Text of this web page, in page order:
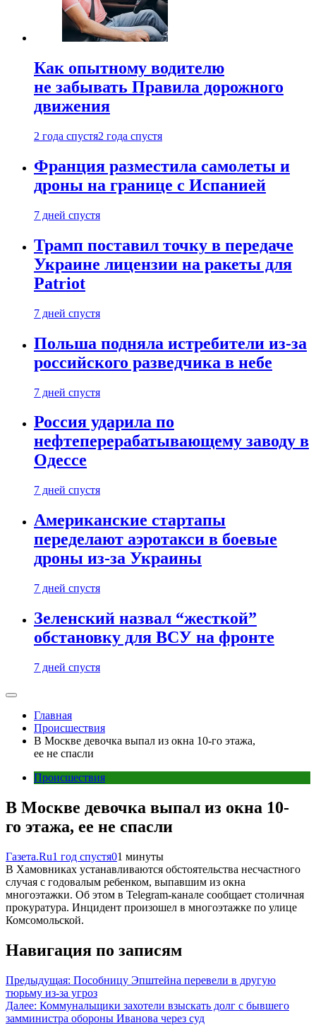
Как опытному водителю
не забывать Правила дорожного
движения
2 года спустя2 года спустя
Франция разместила самолеты и
дроны на границе с Испанией
7 дней спустя
Трамп поставил точку в передаче
Украине лицензии на ракеты для
Patriot
7 дней спустя
Польша подняла истребители из-за
российского разведчика в небе
7 дней спустя
Россия ударила по
нефтеперерабатывающему заводу в
Одессе
7 дней спустя
Американские стартапы
переделают аэротакси в боевые
дроны из-за Украины
7 дней спустя
Зеленский назвал “жесткой”
обстановку для ВСУ на фронте
7 дней спустя
Главная
Происшествия
В Москве девочка выпал из окна 10-го этажа,
ее не спасли
Происшествия
В Москве девочка выпал из окна 10-
го этажа, ее не спасли
Газета.Ru1 год спустя01 минуты
В Хамовниках устанавливаются обстоятельства несчастного
случая с годовалым ребенком, выпавшим из окна
многоэтажки. Об этом в Telegram-канале сообщает столичная
прокуратура. Инцидент произошел в многоэтажке по улице
Комсомольской.
Навигация по записям
Предыдущая: Пособницу Эпштейна перевели в другую
тюрьму из-за угроз
Далее: Коммунальщики захотели взыскать долг с бывшего
замминистра обороны Иванова через суд